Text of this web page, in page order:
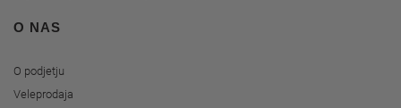
O NAS
O podjetju
Veleprodaja